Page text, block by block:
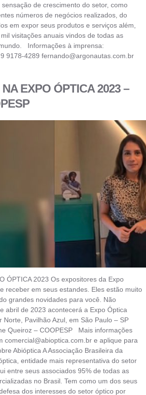
de crescimento do setor, como
números de negócios realizados, do
em expor seus produtos e serviços além,
visitações anuais vindos de todas as
Informações à imprensa:
9178-4289 fernando@argonautas.com.br
EXPO ÓPTICA 2023 –
ÓPTICA 2023 Os expositores da Expo
receber em seus estandes. Eles estão muito
grandes novidades para você. Não
abril de 2023 acontecerá a Expo Óptica
Norte, Pavilhão Azul, em São Paulo – SP
Queiroz – COOPESP Mais informações
comercial@abioptica.com.br e aplique para
Abióptica A Associação Brasileira da
entidade mais representativa do setor
entre seus associados 95% de todas as
no Brasil. Tem como um dos seus
dos interesses do setor óptico por